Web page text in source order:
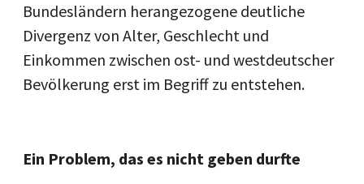
Bundesländern herangezogene deutliche
Divergenz von Alter, Geschlecht und
Einkommen zwischen ost- und westdeutscher
Bevölkerung erst im Begriff zu entstehen.
Ein Problem, das es nicht geben durfte